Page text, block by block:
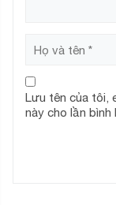
Lưu tên của tôi,
này cho lần bình